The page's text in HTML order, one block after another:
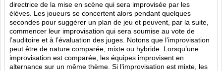
directrice de la mise en scène qui sera improvisée par les
élèves. Les joueurs se concertent alors pendant quelques
secondes pour suggérer un plan de jeu et peuvent, par la suite,
commencer leur improvisation qui sera soumise au vote de
l’auditoire et à l’évaluation des juges. Notons que l’improvisation
peut être de nature comparée, mixte ou hybride. Lorsqu’une
improvisation est comparée, les équipes improvisent en
alternance sur un même thème. Si l’improvisation est mixte, les